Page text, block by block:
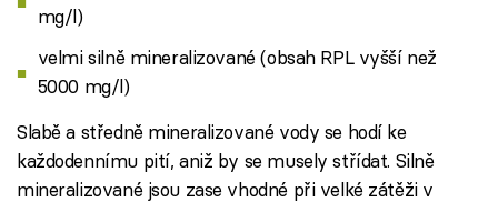
mg/l)
velmi silně mineralizované (obsah RPL vyšší než
5000 mg/l)
Slabě a středně mineralizované vody se hodí ke
každodennímu pití, aniž by se musely střídat. Silně
mineralizované jsou zase vhodné při velké zátěži v